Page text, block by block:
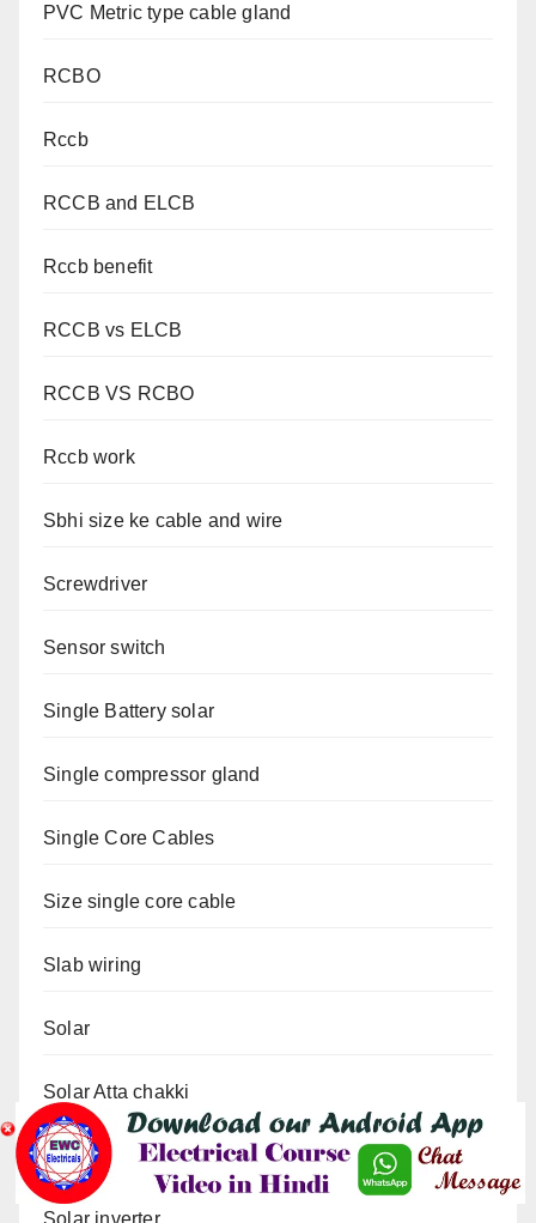
PVC Metric type cable gland
RCBO
Rccb
RCCB and ELCB
Rccb benefit
RCCB vs ELCB
RCCB VS RCBO
Rccb work
Sbhi size ke cable and wire
Screwdriver
Sensor switch
Single Battery solar
Single compressor gland
Single Core Cables
Size single core cable
Slab wiring
Solar
Solar Atta chakki
Solar inverter